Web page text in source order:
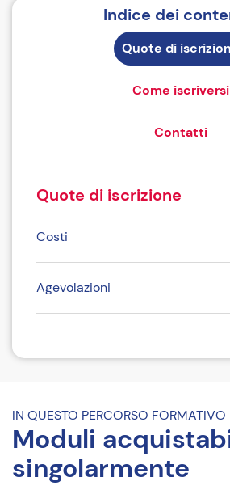
Indice dei
Quote di
Come iscriversi
Contatti
Quote di iscrizione
Costi
Agevolazioni
IN QUESTO PERCORSO FORMATIVO
Moduli
singolarmente